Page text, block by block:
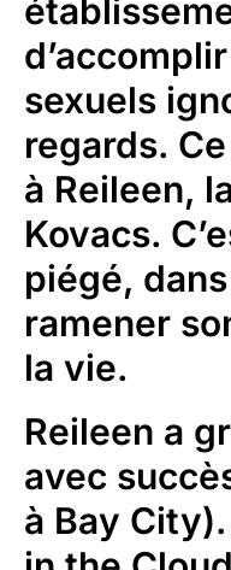
sexuels
regards.
à Reileen,
Kovacs.
piégé,
ramener
la vie.
Reileen a
avec
à Bay